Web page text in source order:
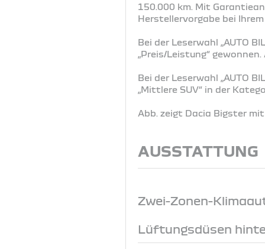
150.000 km. Mit
Herstellervorgabe bei
Bei der Leserwahl „AUTO
„Preis/Leistung“
Bei der Leserwahl „AUTO
„Mittlere SUV“ in der
Abb. zeigt Dacia Bigster
AUSSTATTUNG
Zwei-Zonen-
Lüftungsdüsen